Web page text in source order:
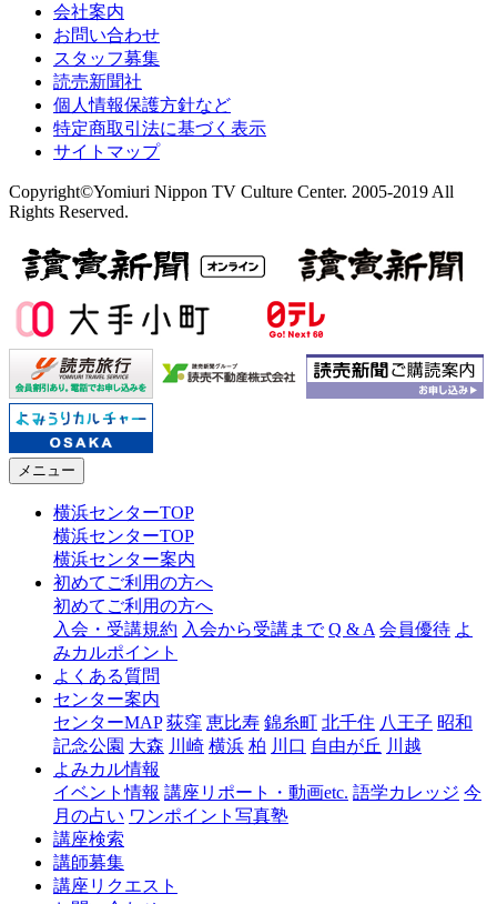
会社案内
お問い合わせ
スタッフ募集
読売新聞社
個人情報保護方針など
特定商取引法に基づく表示
サイトマップ
Copyright©Yomiuri Nippon TV Culture Center. 2005-2019 All
Rights Reserved.
メニュー
横浜センターTOP
横浜センターTOP
横浜センター案内
初めてご利用の方へ
初めてご利用の方へ
入会・受講規約 入会から受講まで Q & A 会員優待 よ
みカルポイント
よくある質問
センター案内
センターMAP 荻窪 恵比寿 錦糸町 北千住 八王子 昭和
記念公園 大森 川崎 横浜 柏 川口 自由が丘 川越
よみカル情報
イベント情報 講座リポート・動画etc. 語学カレッジ 今
月の占い ワンポイント写真塾
講座検索
講師募集
講座リクエスト